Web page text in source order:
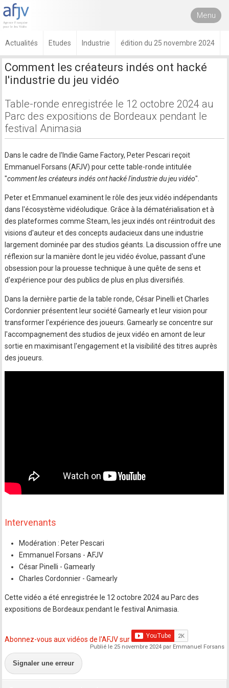
Menu
Actualités Etudes Industrie édition du 25 novembre 2024
Comment les créateurs indés ont hacké
l'industrie du jeu vidéo
Table-ronde enregistrée le 12 octobre 2024 au
Parc des expositions de Bordeaux pendant le
festival Animasia
Dans le cadre de l'Indie Game Factory, Peter Pescari reçoit
Emmanuel Forsans (AFJV) pour cette table-ronde intitulée
"comment les créateurs indés ont hacké l'industrie du jeu vidéo".
Peter et Emmanuel examinent le rôle des jeux vidéo indépendants
dans l'écosystème vidéoludique. Grâce à la dématérialisation et à
des plateformes comme Steam, les jeux indés ont réintroduit des
visions d'auteur et des concepts audacieux dans une industrie
largement dominée par des studios géants. La discussion offre une
réflexion sur la manière dont le jeu vidéo évolue, passant d'une
obsession pour la prouesse technique à une quête de sens et
d'expérience pour des publics de plus en plus diversifiés.
Dans la dernière partie de la table ronde, César Pinelli et Charles
Cordonnier présentent leur société Gamearly et leur vision pour
transformer l'expérience des joueurs. Gamearly se concentre sur
l'accompagnement des studios de jeux vidéo en amont de leur
sortie en maximisant l'engagement et la visibilité des titres auprès
des joueurs.
Intervenants
Modération : Peter Pescari
Emmanuel Forsans - AFJV
César Pinelli - Gamearly
Charles Cordonnier - Gamearly
Cette vidéo a été enregistrée le 12 octobre 2024 au Parc des
expositions de Bordeaux pendant le festival Animasia.
Abonnez-vous aux vidéos de l'AFJV sur
Publié le 25 novembre 2024 par Emmanuel Forsans
Signaler une erreur